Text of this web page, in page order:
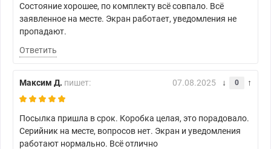
Состояние хорошее, по комплекту всё совпало. Всё
заявленное на месте. Экран работает, уведомления не
пропадают.
Ответить
Максим Д. пишет: 07.08.2025 0
Посылка пришла в срок. Коробка целая, это порадовало.
Серийник на месте, вопросов нет. Экран и уведомления
работают нормально. Всё отлично